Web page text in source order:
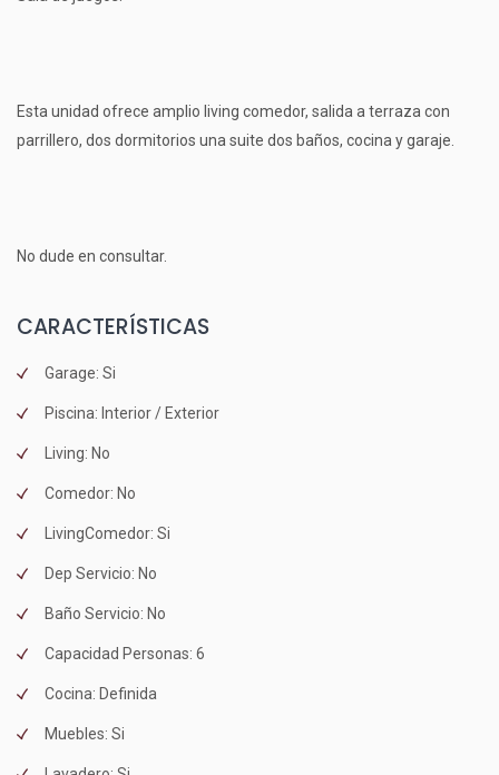
Esta unidad ofrece amplio living comedor, salida a terraza con
parrillero, dos dormitorios una suite dos baños, cocina y garaje.
No dude en consultar.
CARACTERÍSTICAS
Garage: Si
Piscina: Interior / Exterior
Living: No
Comedor: No
LivingComedor: Si
Dep Servicio: No
Baño Servicio: No
Capacidad Personas: 6
Cocina: Definida
Muebles: Si